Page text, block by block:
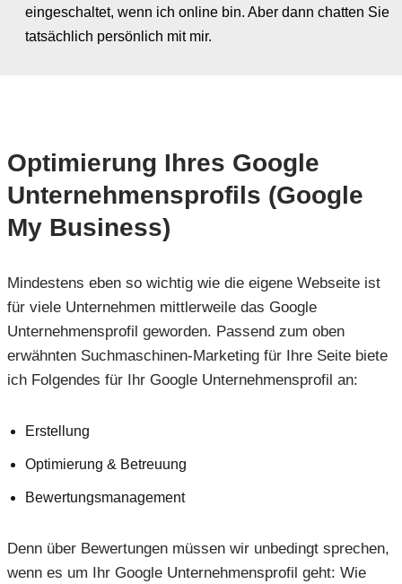
eingeschaltet, wenn ich online bin. Aber dann chatten Sie
tatsächlich persönlich mit mir.
Optimierung Ihres Google
Unternehmensprofils (Google
My Business)
Mindestens eben so wichtig wie die eigene Webseite ist
für viele Unternehmen mittlerweile das Google
Unternehmensprofil geworden. Passend zum oben
erwähnten Suchmaschinen-Marketing für Ihre Seite biete
ich Folgendes für Ihr Google Unternehmensprofil an:
Erstellung
Optimierung & Betreuung
Bewertungsmanagement
Denn über Bewertungen müssen wir unbedingt sprechen,
wenn es um Ihr Google Unternehmensprofil geht: Wie